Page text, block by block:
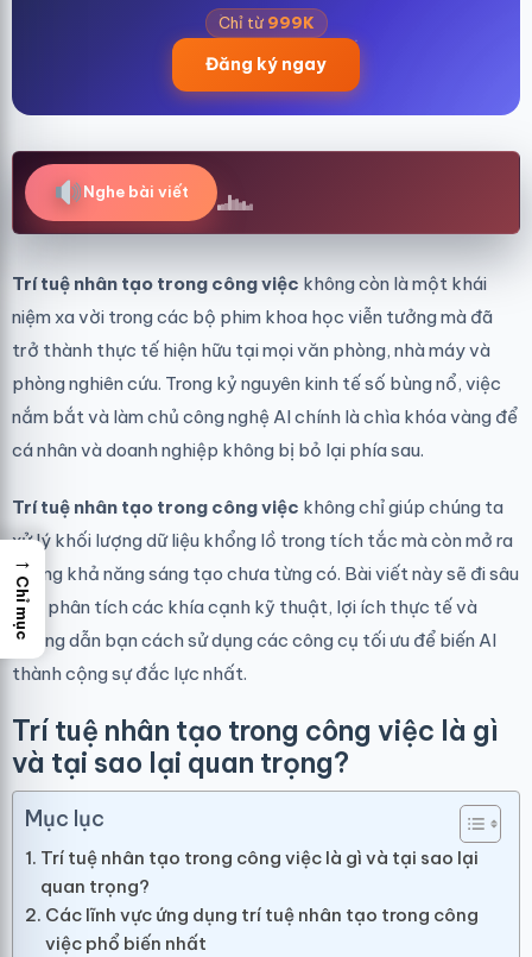
Chỉ từ 999K
Đăng ký ngay
Nghe bài viết
Trí tuệ nhân tạo trong công việc không còn là một khái
niệm xa vời trong các bộ phim khoa học viễn tưởng mà đã
trở thành thực tế hiện hữu tại mọi văn phòng, nhà máy và
phòng nghiên cứu. Trong kỷ nguyên kinh tế số bùng nổ, việc
nắm bắt và làm chủ công nghệ AI chính là chìa khóa vàng để
cá nhân và doanh nghiệp không bị bỏ lại phía sau.
Trí tuệ nhân tạo trong công việc không chỉ giúp chúng ta
xử lý khối lượng dữ liệu khổng lồ trong tích tắc mà còn mở ra
những khả năng sáng tạo chưa từng có. Bài viết này sẽ đi sâu
vào phân tích các khía cạnh kỹ thuật, lợi ích thực tế và
hướng dẫn bạn cách sử dụng các công cụ tối ưu để biến AI
thành cộng sự đắc lực nhất.
Trí tuệ nhân tạo trong công việc là gì
và tại sao lại quan trọng?
Mục lục
Trí tuệ nhân tạo trong công việc là gì và tại sao lại
quan trọng?
Các lĩnh vực ứng dụng trí tuệ nhân tạo trong công
việc phổ biến nhất
→
Chỉ mục